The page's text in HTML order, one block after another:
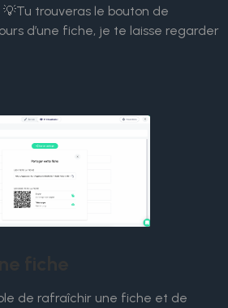
trouveras le bouton de
d’une fiche, je te laisse regarder
de rafraîchir une fiche et de